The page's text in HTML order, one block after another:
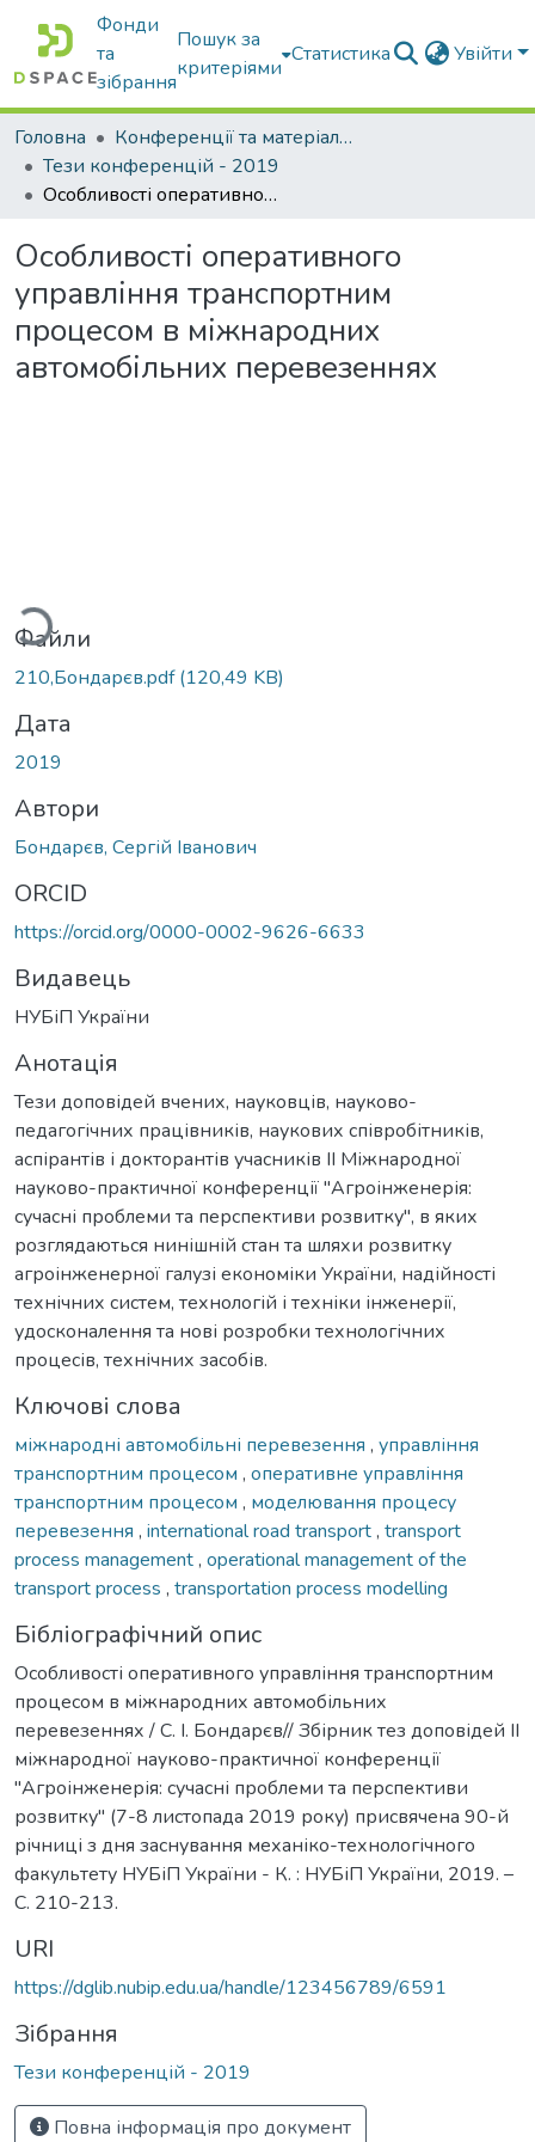
Фонди
та
зібрання
Пошук за
критеріями
Статистика Увійти
Головна
Конференції та матеріали конференцій
Тези конференцій - 2019
Особливості оперативного управління транспортним процесом в міжнародних автомобільних перевезеннях
Особливості оперативного
управління транспортним
процесом в міжнародних
автомобільних перевезеннях
Файли
210,Бондарєв.pdf(120,49 KB)
Дата
2019
Автори
Бондарєв, Сергій Іванович
ORCID
https://orcid.org/0000-0002-9626-6633
Видавець
НУБіП України
Анотація
Тези доповідей вчених, науковців, науково-
педагогічних працівників, наукових співробітників,
аспірантів і докторантів учасників ІІ Міжнародної
науково-практичної конференції "Агроінженерія:
сучасні проблеми та перспективи розвитку", в яких
розглядаються нинішній стан та шляхи розвитку
агроінженерної галузі економіки України, надійності
технічних систем, технологій і техніки інженерії,
удосконалення та нові розробки технологічних
процесів, технічних засобів.
Ключові слова
міжнародні автомобільні перевезення , управління
транспортним процесом , оперативне управління
транспортним процесом , моделювання процесу
перевезення , international road transport, transport
process management, operational management of the
transport process , transportation process modelling
Бібліографічний опис
Особливості оперативного управління транспортним
процесом в міжнародних автомобільних
перевезеннях / С. І. Бондарєв// Збірник тез доповідей ІІ
міжнародної науково-практичної конференції
"Агроінженерія: сучасні проблеми та перспективи
розвитку" (7-8 листопада 2019 року) присвячена 90-й
річниці з дня заснування механіко-технологічного
факультету НУБіП України - К. : НУБіП України, 2019. –
С. 210-213.
URI
https://dglib.nubip.edu.ua/handle/123456789/6591
Зібрання
Тези конференцій - 2019
Повна інформація про документ